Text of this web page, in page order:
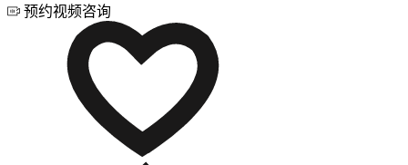
预约视频咨询